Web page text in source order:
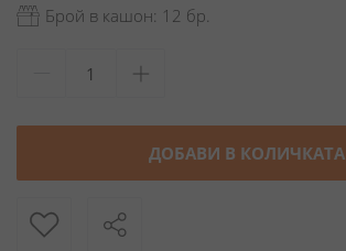
Брой в кашон: 12 бр.
ДОБАВИ В КОЛИЧКАТА